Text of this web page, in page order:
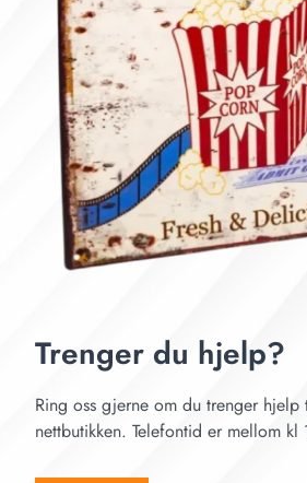
Trenger du hjelp?
Ring oss gjerne om du trenger
nettbutikken. Telefontid er mellom kl